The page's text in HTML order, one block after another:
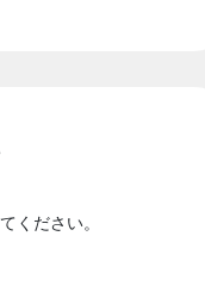
ください。